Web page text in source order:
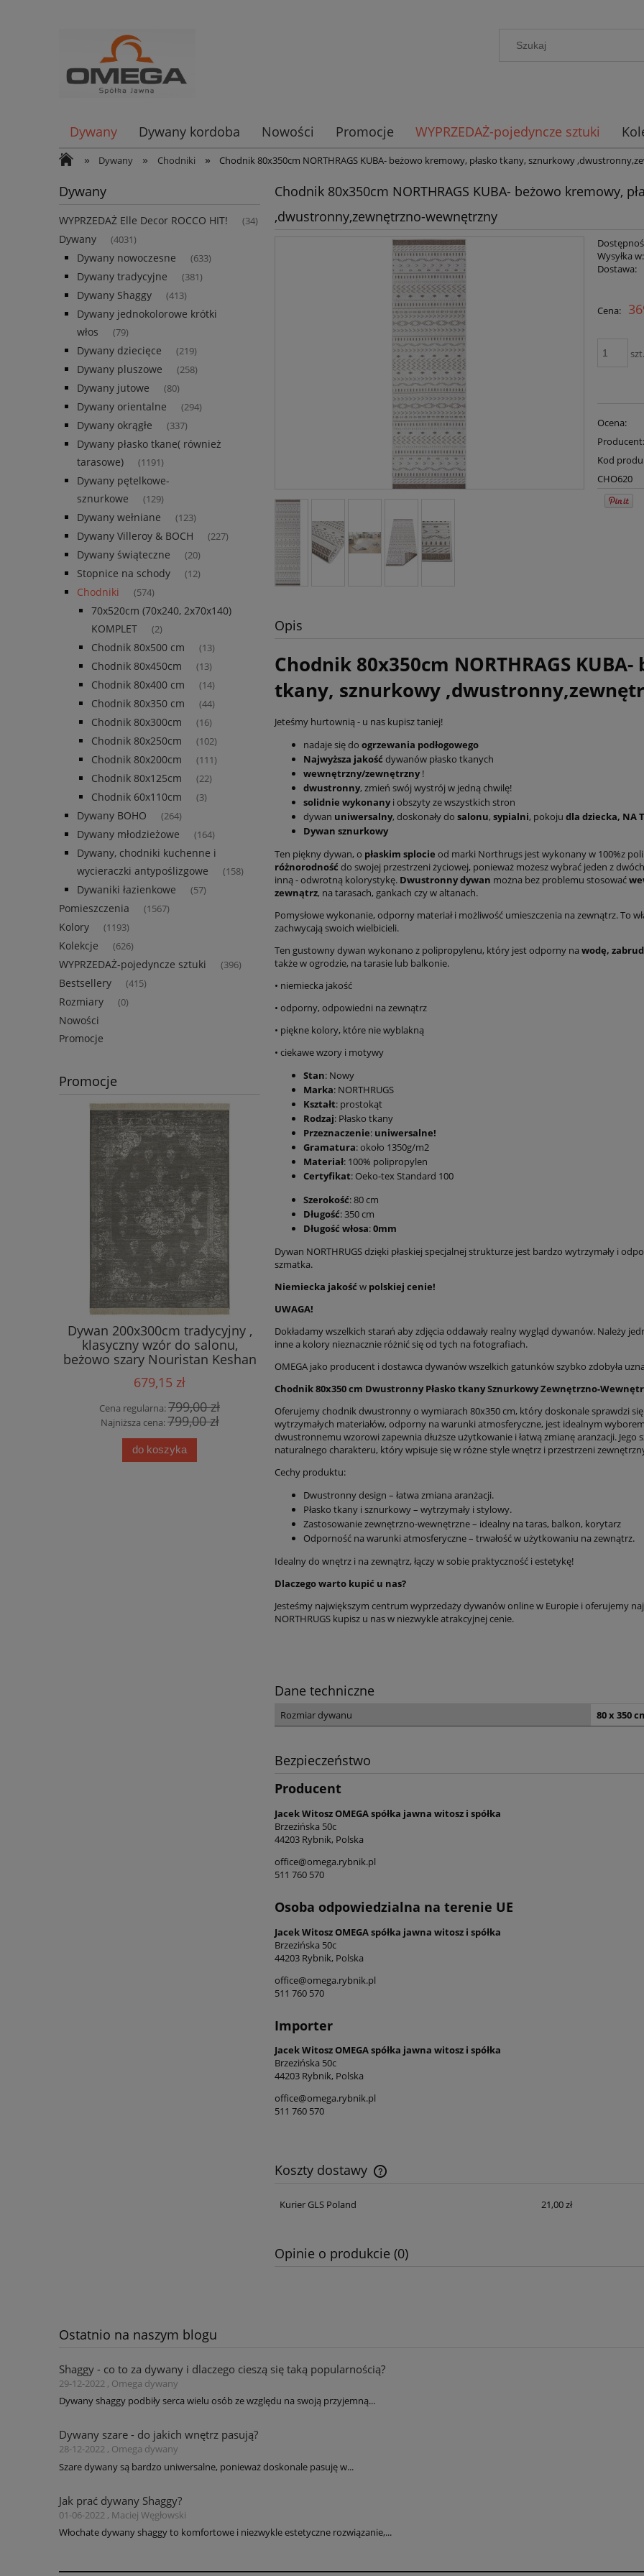
Dywany Dywany kordoba Nowości Promocje WYPRZEDAŻ-pojedyncze sztuki
» Dywany » Chodniki » Chodnik 80x350cm NORTHRAGS KUBA- beżowo kremowy, płasko tkany, sznurkowy
Dywany
WYPRZEDAŻ Elle Decor ROCCO HIT! (34)
Dywany (4031)
Dywany nowoczesne (633)
Dywany tradycyjne (381)
Dywany Shaggy (413)
Dywany jednokolorowe krótki
włos
(79)
Dywany dziecięce (219)
Dywany pluszowe (258)
Dywany jutowe (80)
Dywany orientalne (294)
Dywany okrągłe (337)
Dywany płasko tkane( również
tarasowe)
(1191)
Dywany pętelkowe-
sznurkowe
(129)
Dywany wełniane (123)
Dywany Villeroy & BOCH (227)
Dywany świąteczne (20)
Stopnice na schody (12)
Chodniki (574)
70x520cm (70x240, 2x70x140)
KOMPLET
(2)
Chodnik 80x500 cm (13)
Chodnik 80x450cm (13)
Chodnik 80x400 cm (14)
Chodnik 80x350 cm (44)
Chodnik 80x300cm (16)
Chodnik 80x250cm (102)
Chodnik 80x200cm (111)
Chodnik 80x125cm (22)
Chodnik 60x110cm (3)
Dywany BOHO (264)
Dywany młodzieżowe (164)
Dywany, chodniki kuchenne i
wycieraczki antypoślizgowe
(158)
Dywaniki łazienkowe (57)
Pomieszczenia (1567)
Kolory (1193)
Kolekcje (626)
WYPRZEDAŻ-pojedyncze sztuki (396)
Bestsellery (415)
Rozmiary (0)
Nowości
Promocje
Promocje
Dywan 200x300cm tradycyjny ,
klasyczny wzór do salonu,
beżowo szary Nouristan Keshan
Diyala
679,15 zł
Cena regularna:799,00 zł
Najniższa cena:799,00 zł
do koszyka
Dywan tradycyjny do salonu
195x300cm- Nouristan Antik
Flowers , klasyczny kremowo
zielony wzór z frędzlami
764,15 zł
Cena regularna:899,00 zł
Najniższa cena:899,00 zł
do koszyka
Ekskluzywny kremowo
dywan z wiskozy,
Antique heriz 200x290cm
679,15 zł
Cena regularna:799,00 zł
Najniższa cena:799,00 zł
do koszyka
Chodnik 80x350cm NORTHRAGS KUBA- beżowo kremowy,
,dwustronny,zewnętrzno-wewnętrzny
Wysyłka w:
Dostawa:
Cena:
Ocena:
Kod
CHO620
Opis
Chodnik 80x350cm NORTHRAGS
tkany, sznurkowy
Jeteśmy hurtownią - u nas kupisz taniej!
nadaje się do ogrzewania podłogowego
Najwyższa jakość dywanów płasko tkanych
wewnętrzny/zewnętrzny!
dwustronny, zmień swój wystrój w jedną chwilę!
solidnie wykonanyi obszyty ze wszystkich stron
dywan uniwersalny, doskonały do salonu, sypialni, pokoju dla dziecka, NA
Dywan sznurkowy
Ten piękny dywan, o płaskim splocie od marki Northrugs jest wykonany w 100%z
różnorodność do swojej przestrzeni życiowej, ponieważ możesz wybrać jeden z
inną - odwrotną kolorystykę. Dwustronny dywan można bez problemu stosować
zewnątrz, na tarasach, gankach czy w altanach.
Pomysłowe wykonanie, odporny materiał i możliwość umieszczenia na zewnątrz. To
zachwycają swoich wielbicieli.
Ten gustowny dywan wykonano z polipropylenu, który jest odporny na wodę,
także w ogrodzie, na tarasie lub balkonie.
• niemiecka jakość
• odporny, odpowiedni na zewnątrz
• piękne kolory, które nie wyblakną
• ciekawe wzory i motywy
Stan: Nowy
Marka: NORTHRUGS
Kształt: prostokąt
Rodzaj: Płasko tkany
Przeznaczenie: uniwersalne!
Gramatura: około 1350g/m2
Materiał: 100% polipropylen
Certyfikat: Oeko-tex Standard 100
Szerokość: 80 cm
Długość: 350 cm
Długość włosa:0mm
Dywan NORTHRUGS dzięki płaskiej specjalnej strukturze jest bardzo wytrzymały i
szmatka.
Niemiecka jakość w polskiej cenie!
UWAGA!
Dokładamy wszelkich starań aby zdjęcia oddawały realny wygląd dywanów. Należy
inne a kolory nieznacznie różnić się od tych na fotografiach.
OMEGA jako producent i dostawca dywanów wszelkich gatunków szybko zdobyła
Chodnik 80x350 cm Dwustronny Płasko tkany Sznurkowy Zewnętrzno-
Oferujemy chodnik dwustronny o wymiarach 80x350 cm, który doskonale sprawdzi
wytrzymałych materiałów, odporny na warunki atmosferyczne, jest idealnym
dwustronnemu wzorowi zapewnia dłuższe użytkowanie i łatwą zmianę aranżacji.
naturalnego charakteru, który wpisuje się w różne style wnętrz i przestrzeni
Cechy produktu:
Dwustronny design – łatwa zmiana aranżacji.
Płasko tkany i sznurkowy – wytrzymały i stylowy.
Zastosowanie zewnętrzno-wewnętrzne – idealny na taras, balkon, korytarz
Odporność na warunki atmosferyczne – trwałość w użytkowaniu na zewnątrz.
Idealny do wnętrz i na zewnątrz, łączy w sobie praktyczność i estetykę!
Dlaczego warto kupić u nas?
Jesteśmy największym centrum wyprzedaży dywanów online w Europie i oferujemy
NORTHRUGS kupisz u nas w niezwykle atrakcyjnej cenie.
Dane techniczne
Rozmiar dywanu 80 x 350
Bezpieczeństwo
Producent
Jacek Witosz OMEGA spółka jawna witosz i spółka
Brzezińska 50c
44203 Rybnik, Polska
office@omega.rybnik.pl
511 760 570
Osoba odpowiedzialna na terenie UE
Jacek Witosz OMEGA spółka jawna witosz i spółka
Brzezińska 50c
44203 Rybnik, Polska
office@omega.rybnik.pl
511 760 570
Importer
Jacek Witosz OMEGA spółka jawna witosz i spółka
Brzezińska 50c
44203 Rybnik, Polska
office@omega.rybnik.pl
511 760 570
Koszty dostawy
Cena nie zawiera ewentualnych kosztów
Kurier GLS Poland 21,00 zł
Opinie o produkcie (0)
Ostatnio na naszym blogu
Shaggy - co to za dywany i dlaczego cieszą się taką popularnością?
29-12-2022 , Omega dywany
Dywany shaggy podbiły serca wielu osób ze względu na swoją przyjemną...
Dywany szare - do jakich wnętrz pasują?
28-12-2022 , Omega dywany
Szare dywany są bardzo uniwersalne, ponieważ doskonale pasuję w...
Jak prać dywany Shaggy?
01-06-2022 , Maciej Węgłowski
Włochate dywany shaggy to komfortowe i niezwykle estetyczne rozwiązanie,...